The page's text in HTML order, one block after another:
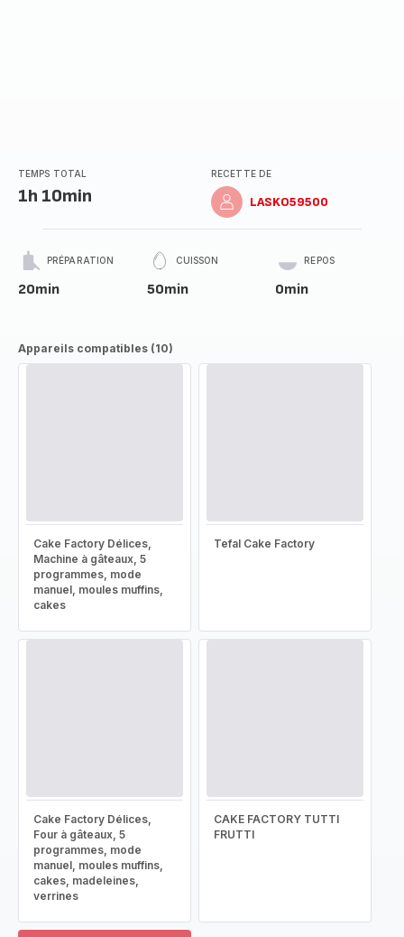
TEMPS TOTAL
1h 10min
RECETTE DE
LASKO59500
PRÉPARATION
20min
CUISSON
50min
REPOS
0min
Appareils compatibles (10)
Cake Factory Délices,
Machine à gâteaux, 5
programmes, mode
manuel, moules muffins,
cakes
Tefal Cake Factory
Cake Factory Délices,
Four à gâteaux, 5
programmes, mode
manuel, moules muffins,
cakes, madeleines,
verrines
CAKE FACTORY TUTTI
FRUTTI